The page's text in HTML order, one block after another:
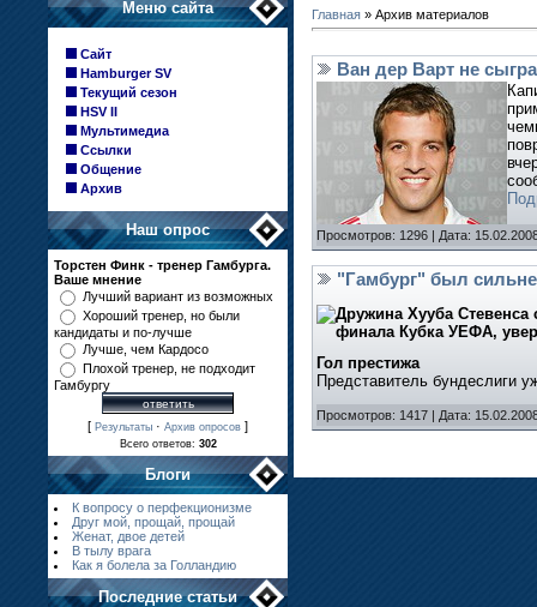
Меню сайта
Сайт
Hamburger SV
Текущий сезон
HSV II
Мультимедиа
Ссылки
Общение
Архив
Наш опрос
Торстен Финк - тренер Гамбурга.
Ваше мнение
Лучший вариант из возможных
Хороший тренер, но были
кандидаты и по-лучше
Лучше, чем Кардосо
Плохой тренер, не подходит
Гамбургу
[ Результаты · Архив опросов ]
Всего ответов: 302
Блоги
К вопросу о перфекционизме
Друг мой, прощай, прощай
Женат, двое детей
В тылу врага
Как я болела за Голландию
Последние статьи
Главная » Архив материалов
Ван дер Варт не
Просмотров: 1296 | Дата:
"Гамбург" был
Дружина Хууба
финала Кубка УЕФА,
Гол престижа
Представитель бундеслиги
Просмотров: 1417 | Дата: